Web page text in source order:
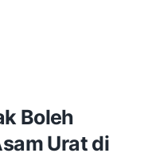
Boleh
Urat di